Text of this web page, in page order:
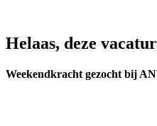
Helaas, deze
Weekendkracht gezocht bij